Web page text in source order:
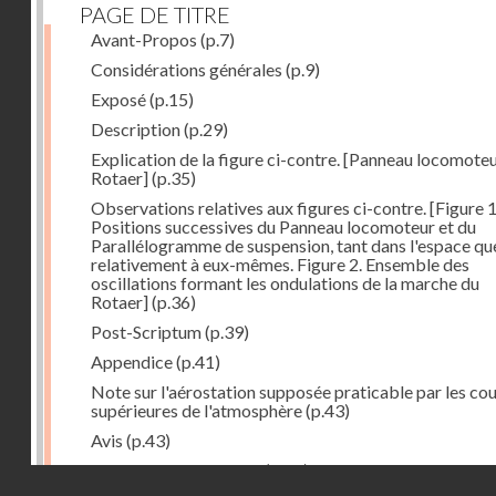
PAGE DE TITRE
Avant-Propos (p.7)
Considérations générales (p.9)
Exposé(p.15)
Description(p.29)
Explication de la figure ci-contre. [Panneau
Rotaer](p.35)
Observations relatives aux figures ci-contre. [Figure
Positions successives du Panneau locomoteur et du
Parallélogramme de suspension, tant dans l'espace
relativement à eux-mêmes. Figure 2. Ensemble des
oscillations formant les ondulations de la marche du
Rotaer](p.36)
Post-Scriptum(p.39)
Appendice(p.41)
Note sur l'aérostation supposée praticable par les
supérieures de l'atmosphère(p.43)
Avis (p.43)
Historique du système(p.44)